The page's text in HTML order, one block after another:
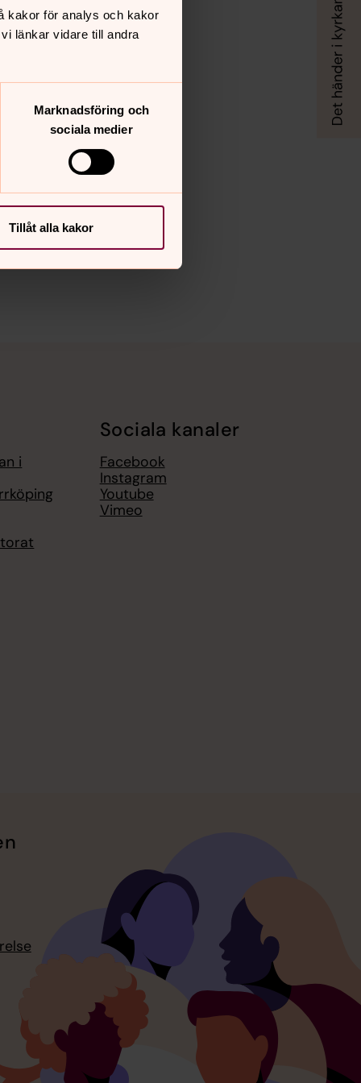
kakor för analys och kakor
länkar vidare till andra
Marknadsföring och
sociala medier
Tillåt alla kakor
i
Sociala kanaler
Facebook
Instagram
Youtube
Vimeo